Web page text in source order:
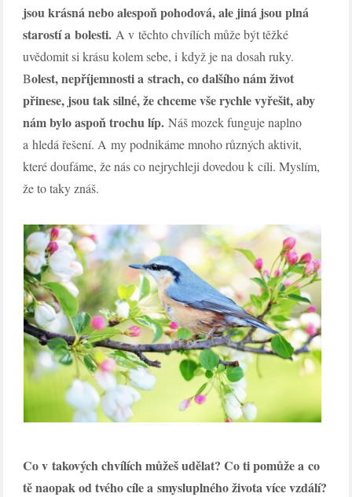
jsou krásná nebo alespoň pohodová, ale jiná jsou plná
starostí a bolesti. A v těchto chvílích může být těžké
uvědomit si krásu kolem sebe, i když je na dosah ruky.
Bolest, nepříjemnosti a strach, co dalšího nám život
přinese, jsou tak silné, že chceme vše rychle vyřešit, aby
nám bylo aspoň trochu líp.Náš mozek funguje naplno
a hledá řešení. A my podnikáme mnoho různých aktivit,
které doufáme, že nás co nejrychleji dovedou k cíli. Myslím,
že to taky znáš.
Co v takových chvílích můžeš udělat? Co ti pomůže a co
tě naopak od tvého cíle a smysluplného života více vzdálí?